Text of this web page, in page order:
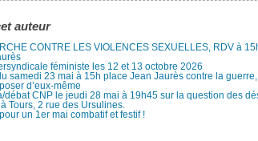
auteur
CONTRE LES VIOLENCES SEXUELLES, RDV à
féministe les 12 et 13 octobre 2026
samedi 23 mai à 15h place Jean Jaurès contre la
d’eux-même
débat CNP le jeudi 28 mai à 19h45 sur la question des
Tours, 2 rue des Ursulines.
un 1er mai combatif et festif !